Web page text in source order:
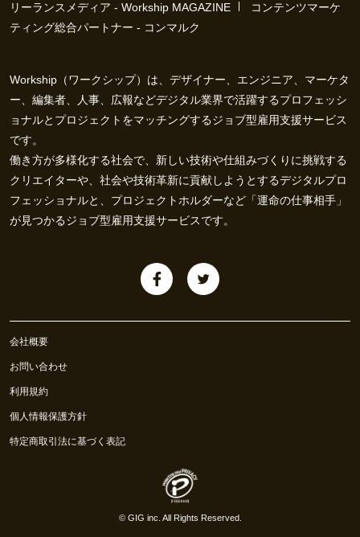
リーランスメディア - Workship MAGAZINE
コンテンツマーケ
ティング総合パートナー - コンマルク
Workship（ワークシップ）は、デザイナー、エンジニア、マーケタ
ー、編集者、人事、広報などデジタル業界で活躍するプロフェッシ
ョナルとプロジェクトをマッチングするジョブ型雇用支援サービス
です。
働き方が多様化する社会で、新しい技術や仕組みづくりに挑戦する
クリエイターや、社会や技術革新に貢献しようとするデジタルプロ
フェッショナルと、プロジェクトホルダーなど「運命の仕事相手」
が見つかるジョブ型雇用支援サービスです。
会社概要
お問い合わせ
利用規約
個人情報保護方針
特定商取引法に基づく表記
© GIG inc. All Rights Reserved.